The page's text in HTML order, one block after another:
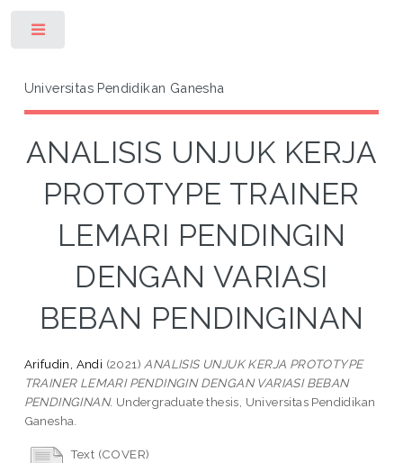
Universitas Pendidikan Ganesha
ANALISIS UNJUK KERJA
PROTOTYPE TRAINER
LEMARI PENDINGIN
DENGAN VARIASI
BEBAN PENDINGINAN
Arifudin, Andi (2021) ANALISIS UNJUK KERJA PROTOTYPE
TRAINER LEMARI PENDINGIN DENGAN VARIASI BEBAN
PENDINGINAN. Undergraduate thesis, Universitas Pendidikan
Ganesha.
Text (COVER)